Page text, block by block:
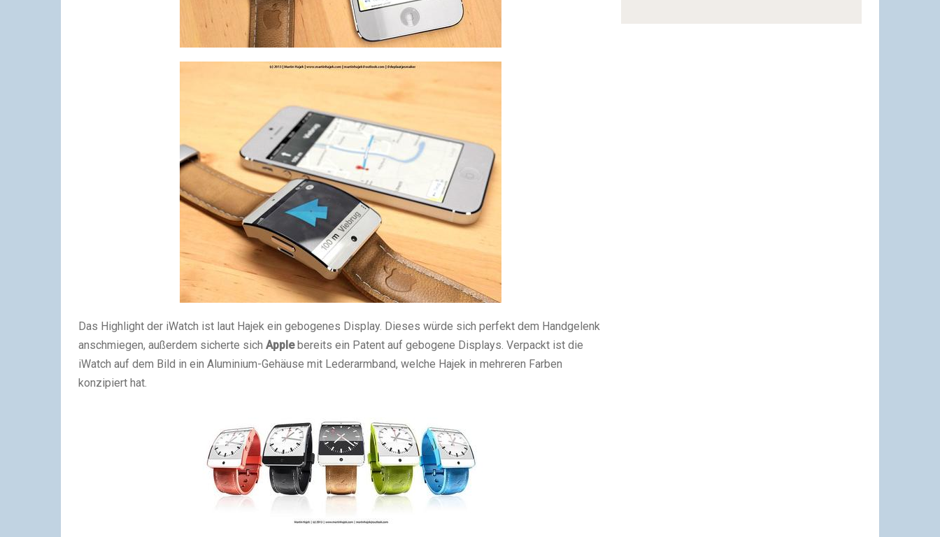
Das Highlight der iWatch ist laut Hajek ein gebogenes Display. Dieses würde sich perfekt dem Handgelenk
anschmiegen, außerdem sicherte sich Applebereits ein Patent auf gebogene Displays. Verpackt ist die
iWatch auf dem Bild in ein Aluminium-Gehäuse mit Lederarmband, welche Hajek in mehreren Farben
konzipiert hat.